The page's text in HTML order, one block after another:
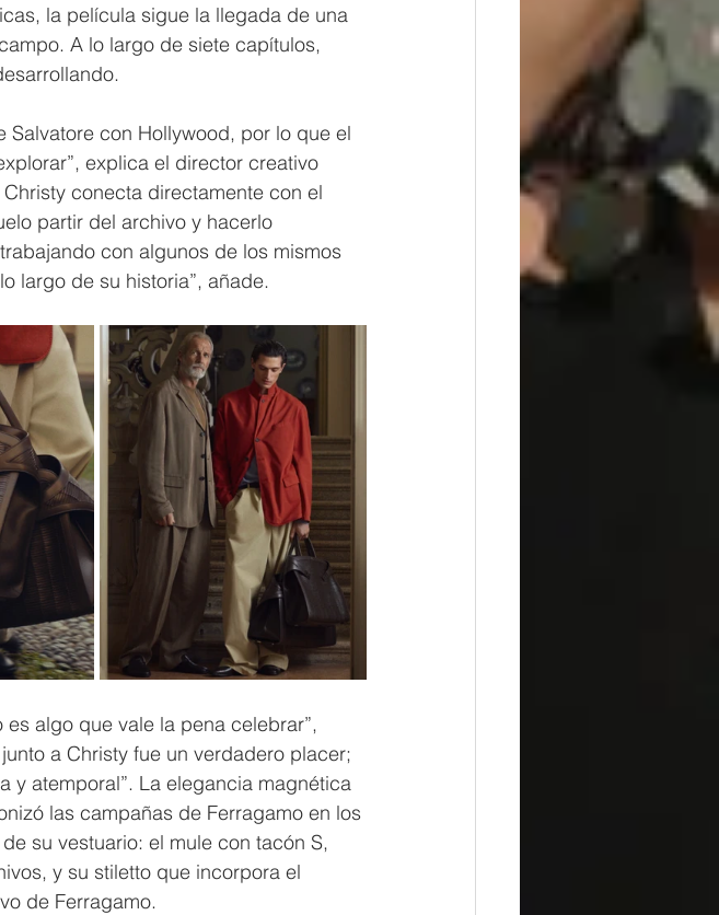
la película sigue la llegada de una
A lo largo de siete capítulos,
con Hollywood, por lo que el
explica el director creativo
conecta directamente con el
partir del archivo y hacerlo
con algunos de los mismos
largo de su historia”, añade.
algo que vale la pena celebrar”,
a Christy fue un verdadero placer;
y atemporal”. La elegancia magnética
las campañas de Ferragamo en los
su vestuario: el mule con tacón S,
y su stiletto que incorpora el
de Ferragamo.